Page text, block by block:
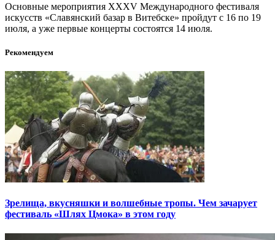
Основные мероприятия XXXV Международного фестиваля
искусств «Славянский базар в Витебске» пройдут с 16 по 19
июля, а уже первые концерты состоятся 14 июля.
Рекомендуем
Зрелища, вкусняшки и волшебные тропы. Чем зачарует
фестиваль «Шлях Цмока» в этом году